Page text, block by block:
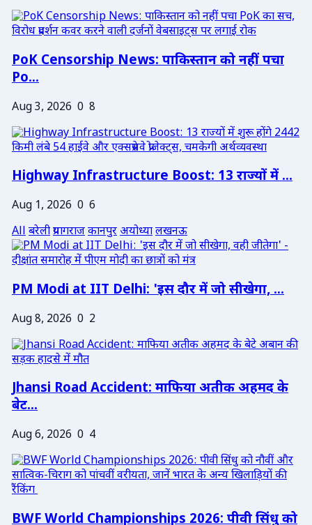
PoK Censorship News: पाकिस्तान को नहीं पचा
Po...
Aug 3, 2026 0 8
Highway Infrastructure Boost: 13 राज्यों में ...
Aug 1, 2026 0 6
Allबरेलीप्रयागराजकानपुरअयोध्यालखनऊ
PM Modi at IIT Delhi: 'इस दौर में जो सीखेगा, ...
Aug 8, 2026 0 2
Jhansi Road Accident: माफिया अतीक अहमद के
बेट...
Aug 6, 2026 0 4
BWF World Championships 2026: पीवी सिंधु को